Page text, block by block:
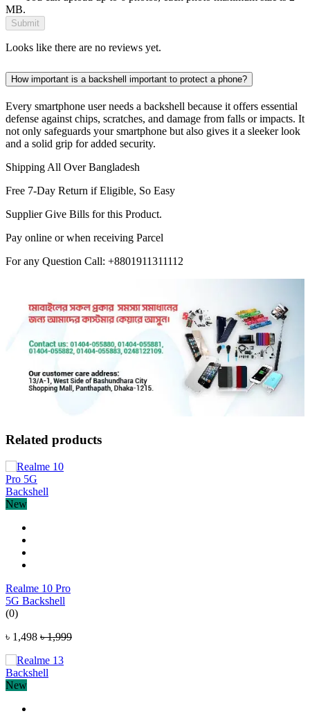
MB.
Submit
Looks like there are no reviews yet.
How important is a backshell important to protect a phone?
Every smartphone user needs a backshell because it offers essential
defense against chips, scratches, and damage from falls or impacts. It
not only safeguards your smartphone but also gives it a sleeker look
and a solid grip for added security.
Shipping All Over Bangladesh
Free 7-Day Return if Eligible, So Easy
Supplier Give Bills for this Product.
Pay online or when receiving Parcel
For any Question Call: +8801911311112
Related products
New
Realme 10 Pro
5G Backshell
(0)
৳ 1,498 ৳ 1,999
New